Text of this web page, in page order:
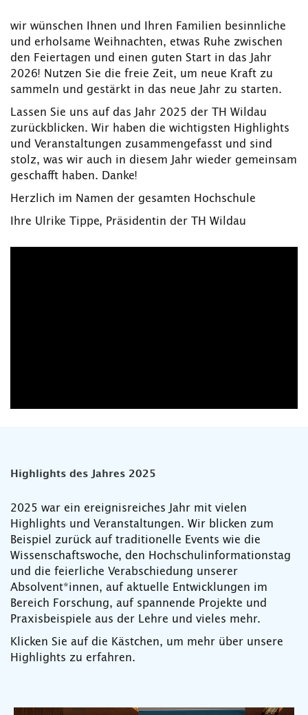
wir wünschen Ihnen und Ihren Familien besinnliche
und erholsame Weihnachten, etwas Ruhe zwischen
den Feiertagen und einen guten Start in das Jahr
2026! Nutzen Sie die freie Zeit, um neue Kraft zu
sammeln und gestärkt in das neue Jahr zu starten.
Lassen Sie uns auf das Jahr 2025 der TH Wildau
zurückblicken. Wir haben die wichtigsten Highlights
und Veranstaltungen zusammengefasst und sind
stolz, was wir auch in diesem Jahr wieder gemeinsam
geschafft haben. Danke!
Herzlich im Namen der gesamten Hochschule
Ihre Ulrike Tippe, Präsidentin der TH Wildau
Highlights des Jahres 2025
2025 war ein ereignisreiches Jahr mit vielen
Highlights und Veranstaltungen. Wir blicken zum
Beispiel zurück auf traditionelle Events wie die
Wissenschaftswoche, den Hochschulinformationstag
und die feierliche Verabschiedung unserer
Absolvent*innen, auf aktuelle Entwicklungen im
Bereich Forschung, auf spannende Projekte und
Praxisbeispiele aus der Lehre und vieles mehr.
Klicken Sie auf die Kästchen, um mehr über unsere
Highlights zu erfahren.